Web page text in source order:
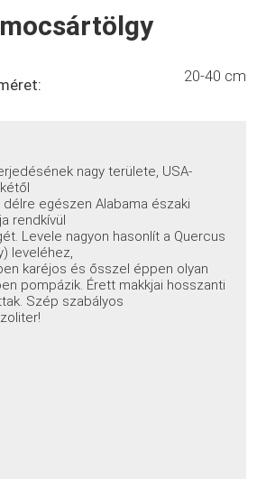
20-40 cm
nagy területe, USA-
délre egészen Alabama északi
rendkívül
Levele nagyon hasonlít a Quercus
leveléhez,
karéjos és ősszel éppen olyan
pompázik. Érett makkjai hosszanti
Szép szabályos